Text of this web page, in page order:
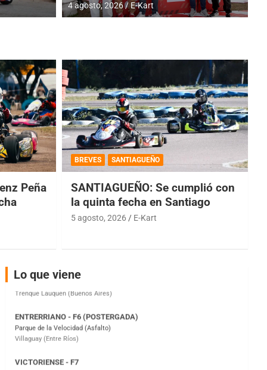
4 agosto, 2026 E-Kart
Peña
BREVES SANTIAGUEÑO
SANTIAGUEÑO: Se cumplió con
la quinta fecha en Santiago
5 agosto, 2026 E-Kart
Lo que viene
COBERTURA ESPECIAL DE E-KART.COM.AR
08/09-AGO
Ramiro Tot (Asfalto)
Baradero (Buenos Aires)
Parque de la Velocidad (Asfalto)
VICTORIENSE - F7
El Cerro (Tierra)
Victoria (Entre Ríos)
PATAGONICO - F6